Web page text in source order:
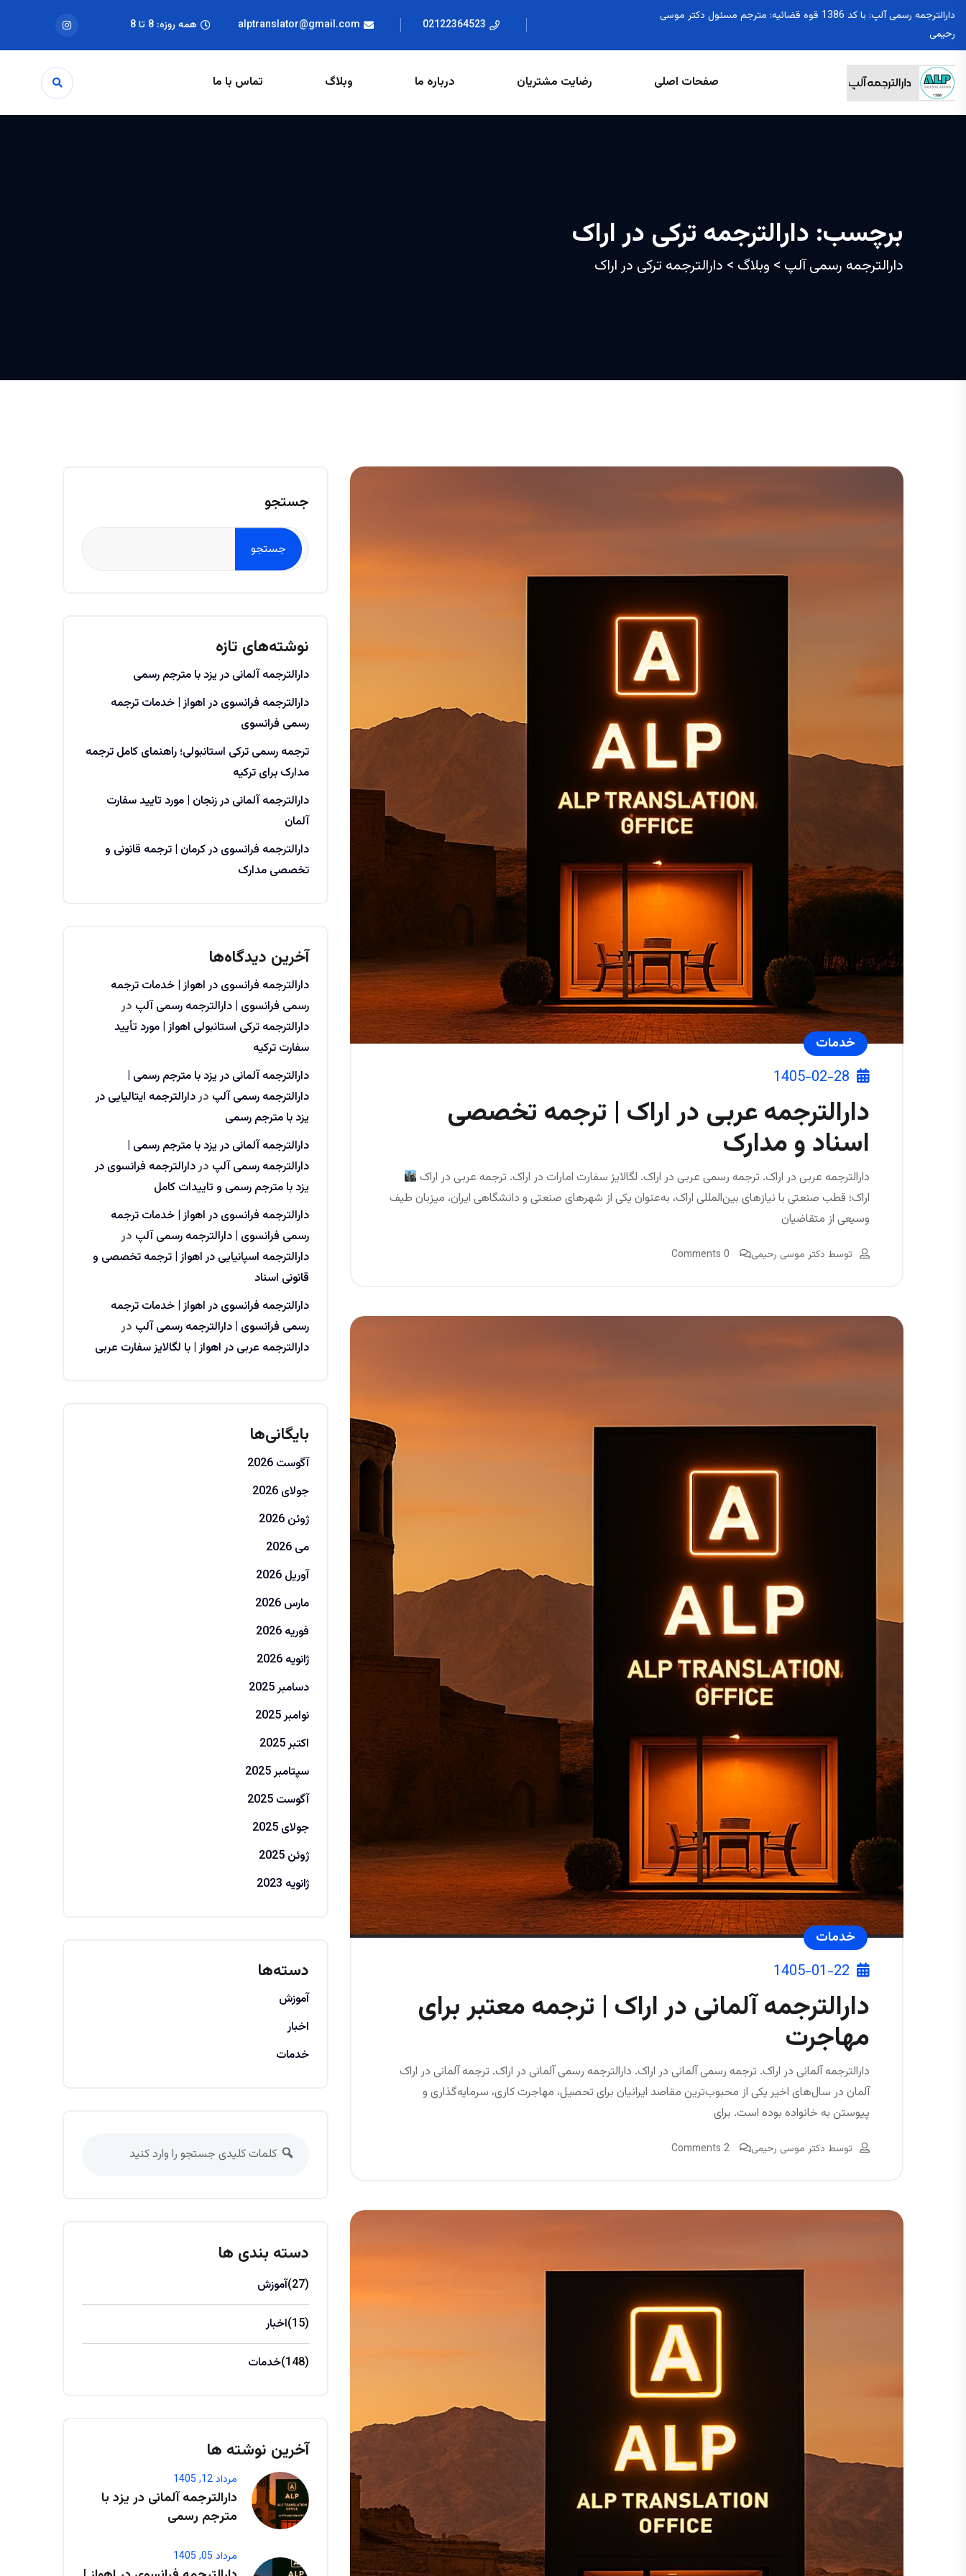
دارالترجمه رسمی آلپ: با کد 1386 قوه قضائیه: مترجم مسئول دکتر موسی
رحیمی
02122364523
alptranslator@gmail.com همه روزه: 8 تا 8
صفحات اصلی رضایت مشتریان درباره ما وبلاگ تماس با ما
برچسب: دارالترجمه ترکی در اراک
دارالترجمه رسمی آلپ > وبلاگ > دارالترجمه ترکی در اراک
خدمات
1405-02-28
دارالترجمه عربی در اراک | ترجمه تخصصی
اسناد و مدارک
دارالترجمه عربی در اراک. ترجمه رسمی عربی در اراک. لگالایز سفارت امارات در اراک. ترجمه عربی در اراک
اراک؛ قطب صنعتی با نیازهای بین‌المللی اراک، به‌عنوان یکی از شهرهای صنعتی و دانشگاهی ایران، میزبان طیف
وسیعی از متقاضیان
توسط دکتر موسی رحیمی 0 Comments
خدمات
1405-01-22
دارالترجمه آلمانی در اراک | ترجمه معتبر برای
مهاجرت
دارالترجمه آلمانی در اراک. ترجمه رسمی آلمانی در اراک. دارالترجمه رسمی آلمانی در اراک. ترجمه آلمانی در اراک
آلمان در سال‌های اخیر یکی از محبوب‌ترین مقاصد ایرانیان برای تحصیل، مهاجرت کاری، سرمایه‌گذاری و
پیوستن به خانواده بوده است. برای
توسط دکتر موسی رحیمی 2 Comments
جستجو
جستجو
نوشته‌های تازه
دارالترجمه آلمانی در یزد با مترجم رسمی
دارالترجمه فرانسوی در اهواز | خدمات ترجمه
رسمی فرانسوی
ترجمه رسمی ترکی استانبولی؛ راهنمای کامل ترجمه
مدارک برای ترکیه
دارالترجمه آلمانی در زنجان | مورد تایید سفارت
آلمان
دارالترجمه فرانسوی در کرمان | ترجمه قانونی و
تخصصی مدارک
آخرین دیدگاه‌ها
دارالترجمه فرانسوی در اهواز | خدمات ترجمه
رسمی فرانسوی | دارالترجمه رسمی آلپ در
دارالترجمه ترکی استانبولی اهواز | مورد تأیید
سفارت ترکیه
دارالترجمه آلمانی در یزد با مترجم رسمی |
دارالترجمه رسمی آلپ دردارالترجمه ایتالیایی در
یزد با مترجم رسمی
دارالترجمه آلمانی در یزد با مترجم رسمی |
دارالترجمه رسمی آلپ دردارالترجمه فرانسوی در
یزد با مترجم رسمی و تاییدات کامل
دارالترجمه فرانسوی در اهواز | خدمات ترجمه
رسمی فرانسوی | دارالترجمه رسمی آلپ در
دارالترجمه اسپانیایی در اهواز | ترجمه تخصصی و
قانونی اسناد
دارالترجمه فرانسوی در اهواز | خدمات ترجمه
رسمی فرانسوی | دارالترجمه رسمی آلپ در
دارالترجمه عربی در اهواز | با لگالایز سفارت عربی
بایگانی‌ها
آگوست 2026
جولای 2026
ژوئن 2026
می 2026
آوریل 2026
مارس 2026
فوریه 2026
ژانویه 2026
دسامبر 2025
نوامبر 2025
اکتبر 2025
سپتامبر 2025
آگوست 2025
جولای 2025
ژوئن 2025
ژانویه 2023
دسته‌ها
آموزش
اخبار
خدمات
دسته بندی ها
آموزش (27)
اخبار (15)
خدمات (148)
آخرین نوشته ها
مرداد 12, 1405
دارالترجمه آلمانی در یزد با
مترجم رسمی
مرداد 05, 1405